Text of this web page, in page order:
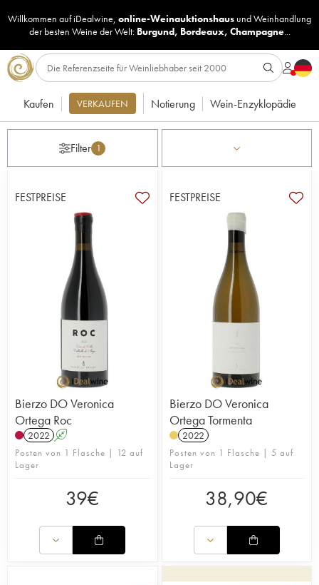
Willkommen auf iDealwine, online-Weinauktionshaus undWeinhandlung
der besten Weine der Welt: Burgund, Bordeaux, Champagne...
Kaufen VERKAUFEN Notierung Wein-Enzyklopädie
Filter 1
FESTPREISE
Bierzo DO Veronica
Ortega Roc
2022 A
Posten von 1 Flasche | 12 auf
Lager
39€
FESTPREISE
Bierzo DO Veronica
Ortega Tormenta
2022
Posten von 1 Flasche | 5 auf
Lager
38,90€